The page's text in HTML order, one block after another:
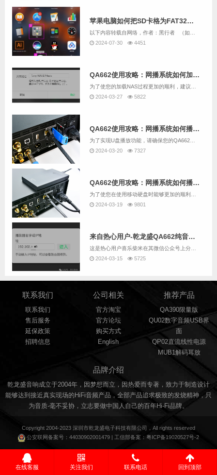
苹果电脑如何把SD卡格为FAT32格式
2024-07-30
4451
QA662使用攻略：网播系统如何加载NAS中的音乐？
2024-03-27
5822
QA662使用攻略：网播系统如何播放U盘中的音乐？
2024-03-20
7327
QA662使用攻略：网播系统如何播放移动硬盘中的音乐？
2024-03-19
9801
来自热心用户-乾龙盛QA662纯音播放器 网播部分的攻略（主要是NAS的挂载）
2024-03-15
5725
联系我们
联系我们
售后服务
延保政策
招聘信息
公司相关
官方淘宝
官方论坛
购买方式
English
推荐产品
QA390限量版
QU02数字音频USB界
面
QP02直流线性电源
MUB1解码耳放
品牌介绍
乾龙盛音响成立于2004年，因梦想而立，因热爱而专著，致力于制造设计
能够达到接近真实现场的HiFi音频产品，全部产品追求极致的发烧精神，只
为音质-毫不妥协，立志要做中国人自己的百年Hi-Fi品牌。
Copyright 2004-2023 深圳市乾龙盛电子科技有限公司，All rights reserved
公安联网备案号： 44030902001479 | 工信部备案： 粤ICP备19020527号-2
在线客服 关注我们 联系电话 回到顶部